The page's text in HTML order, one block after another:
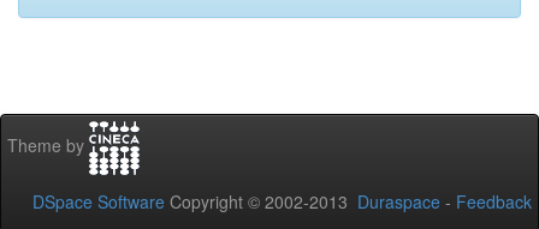
Theme by
DSpace Software Copyright © 2002-2013 Duraspace - Feedback